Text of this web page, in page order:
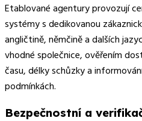
Etablované agentury provozují
systémy s dedikovanou
angličtině, němčině a dalších
vhodné společnice, ověřením
času, délky schůzky a
podmínkách.
Bezpečnostní a